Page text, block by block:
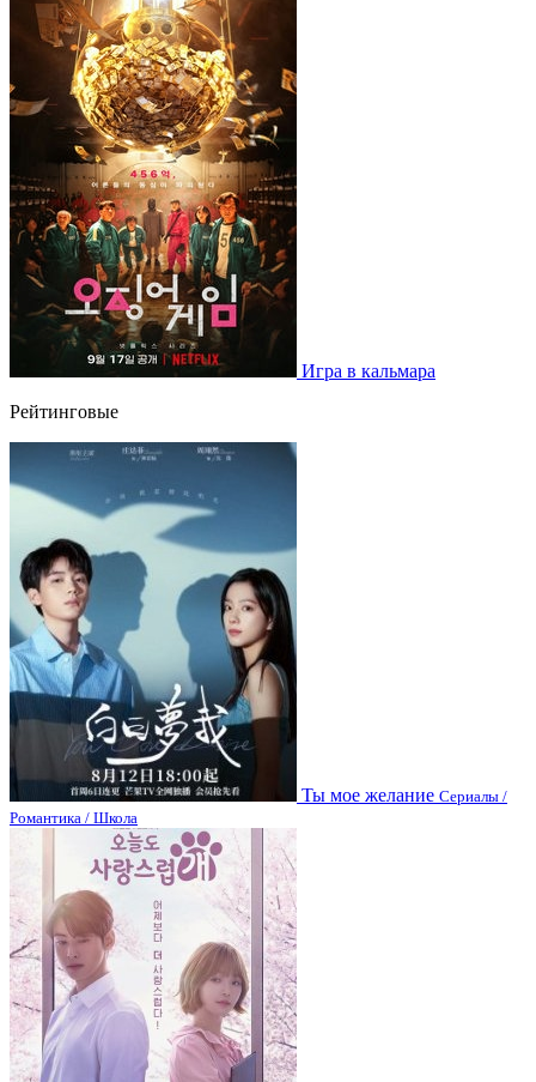
Игра в кальмара
Рейтинговые
Ты мое желание Сериалы /
Романтика / Школа